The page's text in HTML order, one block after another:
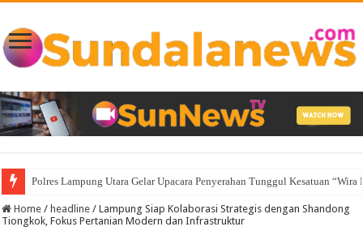
Lampung Membuka Babak Baru Pembangunan Berbasis Data melalui
Home / headline / Lampung Siap Kolaborasi Strategis dengan Shandong
Tiongkok, Fokus Pertanian Modern dan Infrastruktur